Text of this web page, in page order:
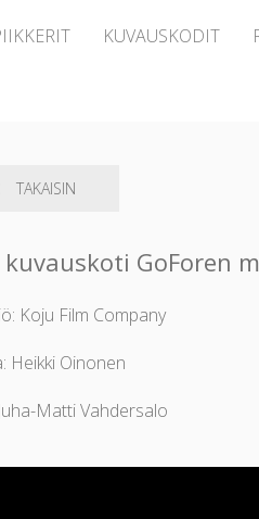
KUVAUSKODIT
TAKAISIN
GoForen
Koju Film Company
Heikki Oinonen
Matti Vahdersalo